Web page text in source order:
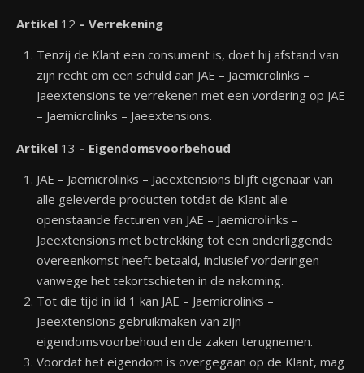
Artikel 12 – Verrekening
Tenzij de Klant een consument is, doet hij afstand van
zijn recht om een schuld aan JAE – Jaemicrolinks –
Jaeextensions te verrekenen met een vordering op JAE
– Jaemicrolinks – Jaeextensions.
Artikel 13 – Eigendomsvoorbehoud
JAE – Jaemicrolinks – Jaeextensions blijft eigenaar van
alle geleverde producten totdat de Klant alle
openstaande facturen van JAE – Jaemicrolinks –
Jaeextensions met betrekking tot een onderliggende
overeenkomst heeft betaald, inclusief vorderingen
vanwege het tekortschieten in de nakoming.
Tot die tijd in lid 1 kan JAE – Jaemicrolinks –
Jaeextensions gebruikmaken van zijn
eigendomsvoorbehoud en de zaken terugnemen.
Voordat het eigendom is overgegaan op de Klant, mag